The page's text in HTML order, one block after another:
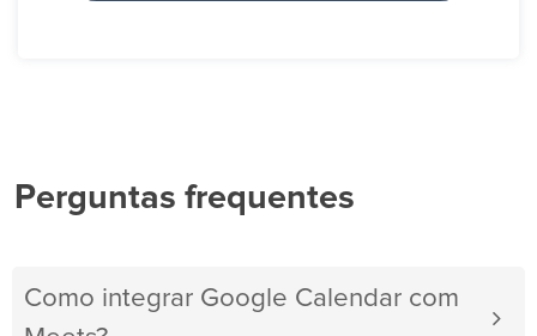
Perguntas frequentes
Como integrar Google Calendar com